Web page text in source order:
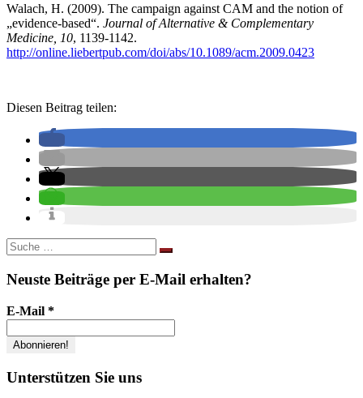
Walach, H. (2009). The campaign against CAM and the notion of
„evidence-based“. Journal of Alternative & Complementary
Medicine, 10, 1139-1142.
http://online.liebertpub.com/doi/abs/10.1089/acm.2009.0423
Diesen Beitrag teilen:
Suche
nach:
Neuste Beiträge per E-Mail erhalten?
E-Mail *
Unterstützen Sie uns